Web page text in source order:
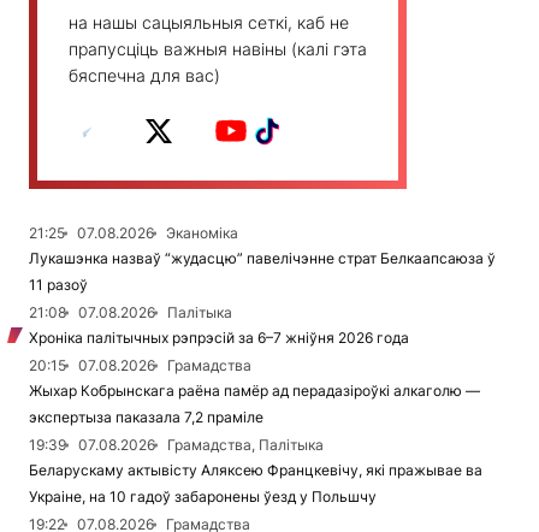
на нашы сацыяльныя сеткі, каб не
прапусціць важныя навіны (калі гэта
бяспечна для вас)
21:25 07.08.2026
Эканоміка
Лукашэнка назваў “жудасцю” павелічэнне страт Белкаапсаюза ў
11 разоў
21:08
07.08.2026
Палітыка
Хроніка палітычных рэпрэсій за 6–7 жніўня 2026 года
20:15
07.08.2026
Грамадства
Жыхар Кобрынскага раёна памёр ад перадазіроўкі алкаголю —
экспертыза паказала 7,2 праміле
19:39
07.08.2026
Грамадства, Палітыка
Беларускаму актывісту Аляксею Францкевічу, які пражывае ва
Украіне, на 10 гадоў забаронены ўезд у Польшчу
19:22
07.08.2026
Грамадства